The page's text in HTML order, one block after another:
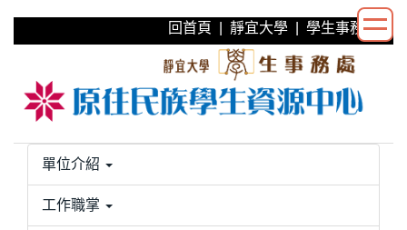
跳
區
回首頁 靜宜大學 學生事務處
單位介紹
工作職掌